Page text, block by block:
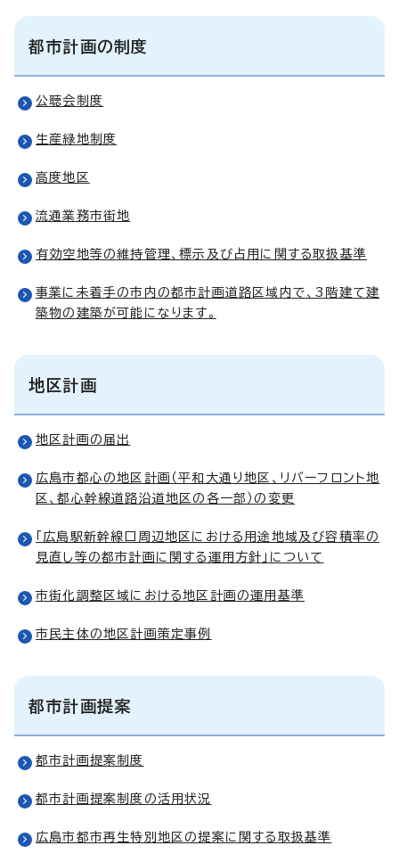
都市計画の制度
公聴会制度
生産緑地制度
高度地区
流通業務市街地
有効空地等の維持管理、標示及び占用に関する取扱基準
事業に未着手の市内の都市計画道路区域内で、3階建て建
築物の建築が可能になります。
地区計画
地区計画の届出
広島市都心の地区計画（平和大通り地区、リバーフロント地
区、都心幹線道路沿道地区の各一部）の変更
「広島駅新幹線口周辺地区における用途地域及び容積率の
見直し等の都市計画に関する運用方針」について
市街化調整区域における地区計画の運用基準
市民主体の地区計画策定事例
都市計画提案
都市計画提案制度
都市計画提案制度の活用状況
広島市都市再生特別地区の提案に関する取扱基準